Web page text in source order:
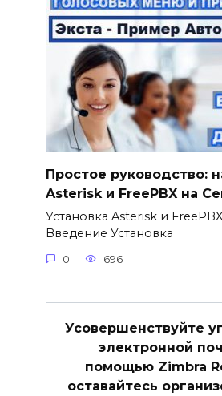
Простое руководство:
Asterisk и FreePBX на
Установка Asterisk и
Введение Установка
0 696
Усовершенствуйте
электронной
помощью Zimbra
оставайтесь